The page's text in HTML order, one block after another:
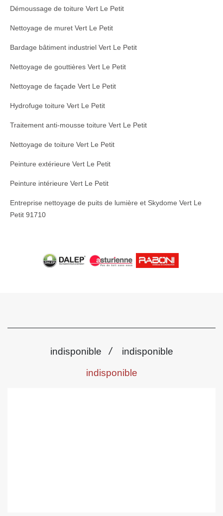
Démoussage de toiture Vert Le Petit
Nettoyage de muret Vert Le Petit
Bardage bâtiment industriel Vert Le Petit
Nettoyage de gouttières Vert Le Petit
Nettoyage de façade Vert Le Petit
Hydrofuge toiture Vert Le Petit
Traitement anti-mousse toiture Vert Le Petit
Nettoyage de toiture Vert Le Petit
Peinture extérieure Vert Le Petit
Peinture intérieure Vert Le Petit
Entreprise nettoyage de puits de lumière et Skydome Vert Le
Petit 91710
indisponible / indisponible
indisponible